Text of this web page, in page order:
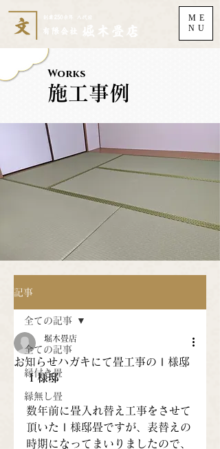
ME
NU
Works
施工事例
記事
全ての記事
縁付き畳
縁無し畳
全ての記事
お知らせハガキにて畳工事のⅠ様邸
堀木畳店
Ｉ様邸
数年前に畳入れ替え工事をさせて
頂いたⅠ様邸畳ですが、表替えの
時期になってまいりましたので、